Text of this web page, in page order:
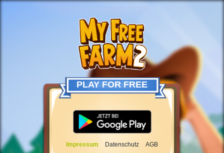
PLAY FOR FREE
Impressum Datenschutz
AGB